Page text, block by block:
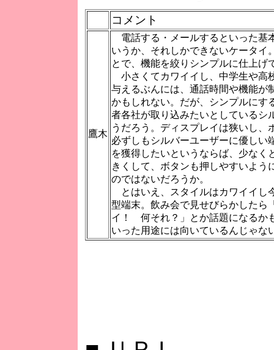
コメント
鷹木
電話する・メールするといった基
いうか、それしかできないケータイ
とで、機能を絞りシンプルに仕上げ
小さくてカワイイし、中学生や高
与えるぶんには、通話時間や機能が
かもしれない。だが、シンプルにす
者各社が取り込みたいとしているシ
うだろう。ディスプレイは狭いし、
必ずしもシルバーユーザーに優しい
を獲得したいというならば、少なく
きくして、ボタンも押しやすいよう
のではないだろうか。
とはいえ、スタイルはカワイイし
型端末。飲み会で見せびらかした
イ！ 何それ？」とか話題になるか
いった用途には向いているんじゃな